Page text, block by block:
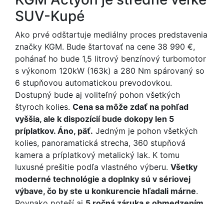
SUV-Kupé
Ako prvé odštartuje mediálny proces predstavenia
značky KGM. Bude štartovať na cene 38 990 €,
pohánať ho bude 1,5 litrový benzínový turbomotor
s výkonom 120kW (163k) a 280 Nm spárovaný so
6 stupňovou automatickou prevodovkou.
Dostupný bude aj voliteľný pohon všetkých
štyroch kolies. Cena sa môže zdať na pohľad
vyššia, ale k dispozícií bude dokopy len 5
príplatkov. Áno, päť. Jedným je pohon všetkých
kolies, panoramatická strecha, 360 stupňová
kamera a príplatkový metalický lak. K tomu
luxusné prešitie podľa vlastného výberu. Všetky
moderné technológie a doplnky sú v sériovej
výbave, čo by ste u konkurencie hľadali márne.